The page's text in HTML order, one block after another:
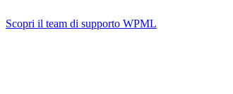
Scopri il team di supporto WPML